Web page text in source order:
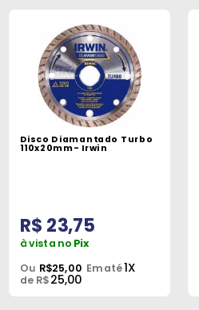
Disco Diamantado Turbo
110x20mm- Irwin
R$ 23,75
à vista no Pix
Ou R$25,00 Em até1X
de R$25,00